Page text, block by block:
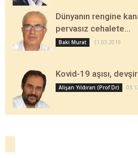
Dünyanın rengine
pervasız cehalete…
Baki Murat 11.03.2019
Kovid-19 aşısı,
Alişan Yıldıran (Prof Dr)